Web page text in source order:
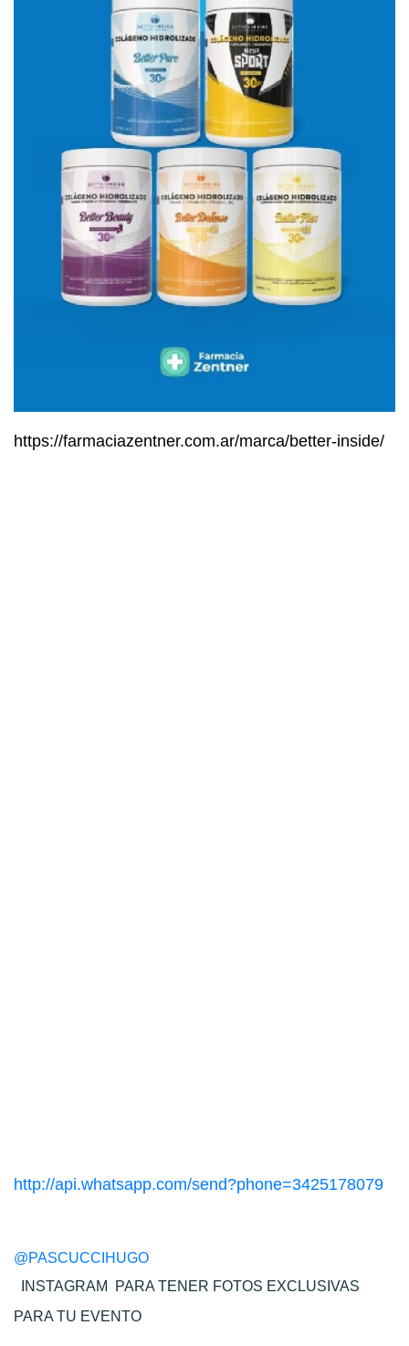
https://farmaciazentner.com.ar/marca/better-inside/
http://api.whatsapp.com/send?phone=3425178079
@PASCUCCIHUGO
INSTAGRAM
PARA TENER FOTOS EXCLUSIVAS
PARA TU EVENTO